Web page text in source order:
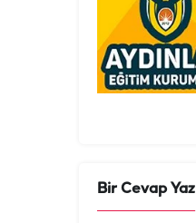
Bir Cevap Yaz